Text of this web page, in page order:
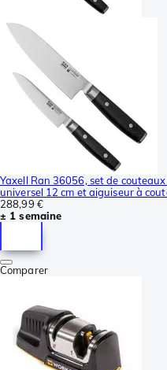
Yaxell Ran 36056, set de
universel 12 cm et aiguiseur à
288,99 €
± 1 semaine
Comparer